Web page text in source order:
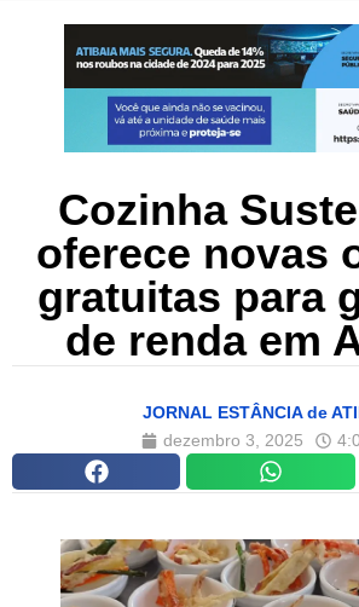
Cozinha
oferece novas
gratuitas para
de renda em
JORNAL ESTÂNCIA de
dezembro 3, 2025